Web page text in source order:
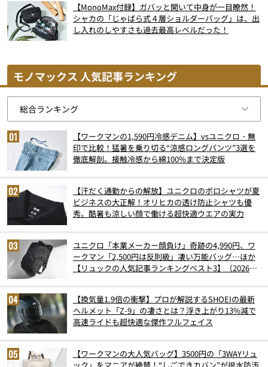
【MonoMax付録】ガバッと開いて中身が一目瞭然！
シャカの「じゃばら式４層ショルダーバッグ」は、出
し入れのしやすさも過去最高レベルだった！
モノマックス 人気記事ランキング
【ワークマンの1,590円冷感デニム】vsユニクロ・無
印で比較！猛暑を乗り切る“涼感ロングパンツ”3選を
徹底解剖。接触冷感から綿100%まで決定版
【汗だく通勤からの解放】ユニクロのポロシャツが夏
ビジネスの大正解！オリヒカの透け防止シャツも優
秀。酷暑も涼しい顔で働ける超快適ウエアの実力
ユニクロ「本業メーカー顔負け」奇跡の4,990円、ワ
ークマン「2,500円は反則級」凄い万能バッグ…ほか
【リュックの人気記事ランキングベスト3】（2026年
【換気量1.9倍の衝撃】プロが解説するSHOEIの最新
ヘルメット「Z-9」の凄さとは？浮き上がり13%減で
高速ライドも超快適な傑作フルフェイス
【ワークマンの大人気バッグ】3500円の「3WAYリュ